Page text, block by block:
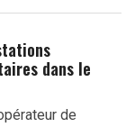
dans le
de